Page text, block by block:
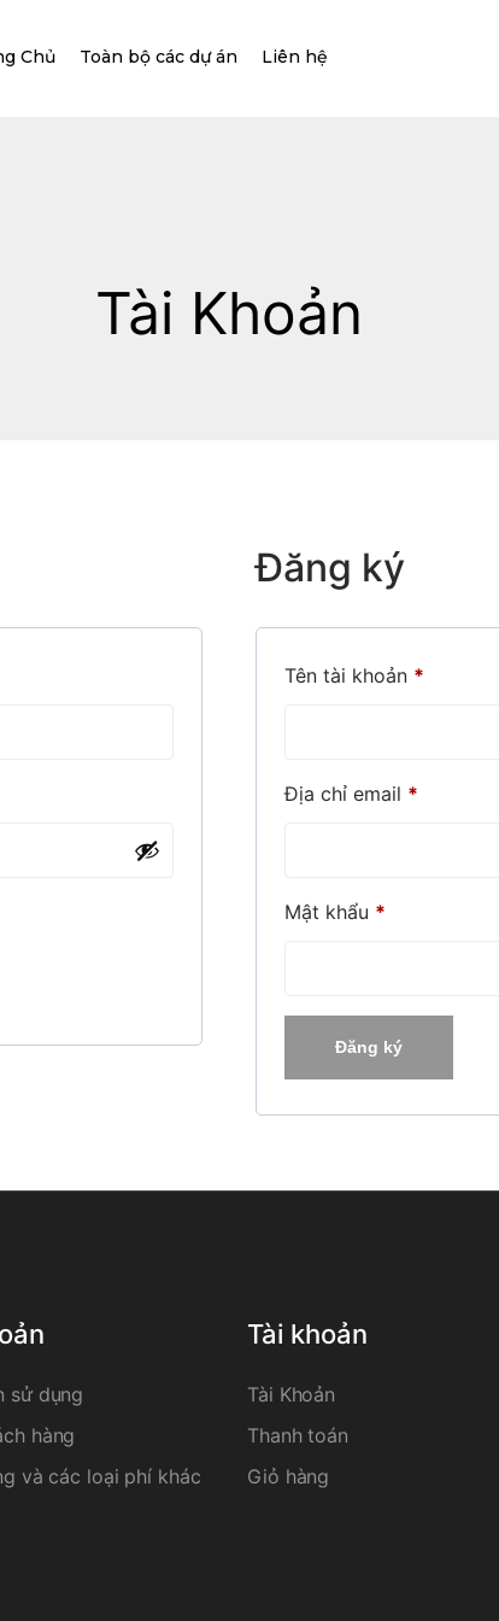
Chủ Toàn bộ các dự án Liên hệ
Tài Khoản
Đăng ký
Tên tài khoản *
Địa chỉ email *
Mật khẩu *
Đăng ký
sử dụng
hàng
và các loại phí khác
Tài khoản
Tài Khoản
Thanh toán
Giỏ hàng